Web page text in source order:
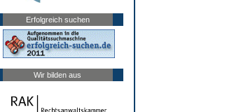
Erfolgreich suchen
Wir bilden aus